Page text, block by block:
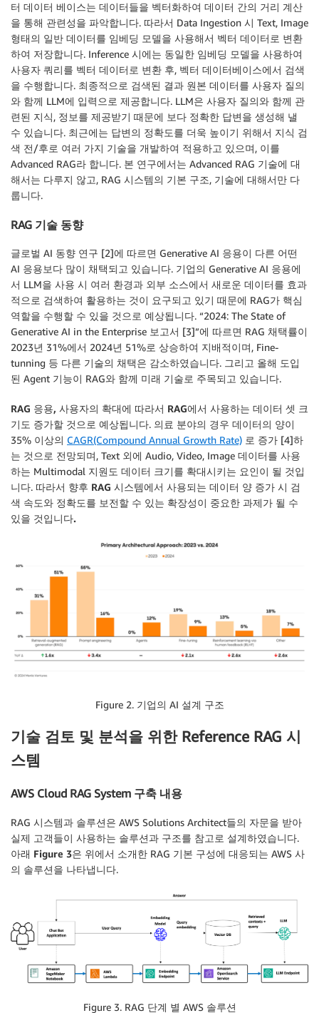
터 데이터 베이스는 데이터들을 벡터화하여 데이터 간의 거리 계산
을 통해 관련성을 파악합니다. 따라서 Data Ingestion 시 Text, Image
형태의 일반 데이터를 임베딩 모델을 사용해서 벡터 데이터로 변환
하여 저장합니다. Inference 시에는 동일한 임베딩 모델을 사용하여
사용자 쿼리를 벡터 데이터로 변환 후, 벡터 데이터베이스에서 검색
을 수행합니다. 최종적으로 검색된 결과 원본 데이터를 사용자 질의
와 함께 LLM에 입력으로 제공합니다. LLM은 사용자 질의와 함께 관
련된 지식, 정보를 제공받기 때문에 보다 정확한 답변을 생성해 낼
수 있습니다. 최근에는 답변의 정확도를 더욱 높이기 위해서 지식 검
색 전/후로 여러 가지 기술을 개발하여 적용하고 있으며, 이를
Advanced RAG라 합니다. 본 연구에서는 Advanced RAG 기술에 대
해서는 다루지 않고, RAG 시스템의 기본 구조, 기술에 대해서만 다
룹니다.
RAG 기술 동향
글로벌 AI 동향 연구 [2]에 따르면 Generative AI 응용이 다른 어떤
AI 응용보다 많이 채택되고 있습니다. 기업의 Generative AI 응용에
서 LLM을 사용 시 여러 환경과 외부 소스에서 새로운 데이터를 효과
적으로 검색하여 활용하는 것이 요구되고 있기 때문에 RAG가 핵심
역할을 수행할 수 있을 것으로 예상됩니다. “2024: The State of
Generative AI in the Enterprise 보고서 [3]”에 따르면 RAG 채택률이
2023년 31%에서 2024년 51%로 상승하여 지배적이며, Fine-
tunning 등 다른 기술의 채택은 감소하였습니다. 그리고 올해 도입
된 Agent 기능이 RAG와 함께 미래 기술로 주목되고 있습니다.
RAG 응용, 사용자의 확대에 따라서 RAG에서 사용하는 데이터 셋 크
기도 증가할 것으로 예상됩니다. 의료 분야의 경우 데이터의 양이
35% 이상의 CAGR(Compound Annual Growth Rate) 로 증가 [4]하
는 것으로 전망되며, Text 외에 Audio, Video, Image 데이터를 사용
하는 Multimodal 지원도 데이터 크기를 확대시키는 요인이 될 것입
니다. 따라서 향후 RAG 시스템에서 사용되는 데이터 양 증가 시 검
색 속도와 정확도를 보전할 수 있는 확장성이 중요한 과제가 될 수
있을 것입니다.
Figure 2. 기업의 AI 설계 구조
기술 검토 및 분석을 위한 Reference RAG 시
스템
AWS Cloud RAG System 구축 내용
RAG 시스템과 솔루션은 AWS Solutions Architect들의 자문을 받아
실제 고객들이 사용하는 솔루션과 구조를 참고로 설계하였습니다.
아래 Figure 3은 위에서 소개한 RAG 기본 구성에 대응되는 AWS 사
의 솔루션을 나타냅니다.
Figure 3. RAG 단계 별 AWS 솔루션